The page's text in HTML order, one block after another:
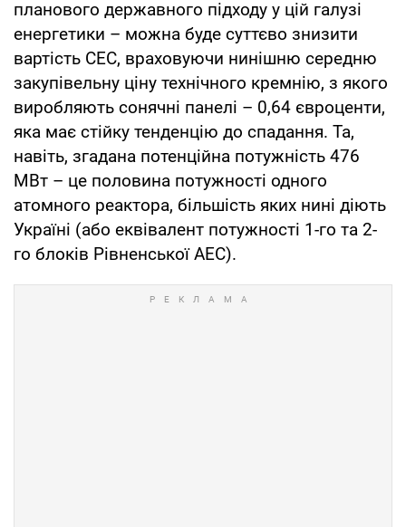
планового державного підходу у цій галузі
енергетики – можна буде суттєво знизити
вартість СЕС, враховуючи нинішню середню
закупівельну ціну технічного кремнію, з якого
виробляють сонячні панелі – 0,64 євроценти,
яка має стійку тенденцію до спадання. Та,
навіть, згадана потенційна потужність 476
МВт – це половина потужності одного
атомного реактора, більшість яких нині діють
Україні (або еквівалент потужності 1-го та 2-
го блоків Рівненської АЕС).